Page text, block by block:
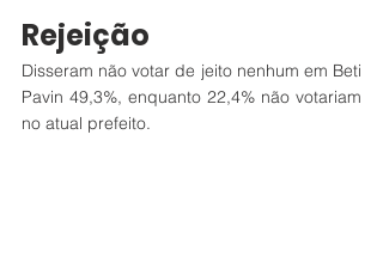
Rejeição
Disseram não votar de jeito nenhum em Beti
Pavin 49,3%, enquanto 22,4% não votariam
no atual prefeito.